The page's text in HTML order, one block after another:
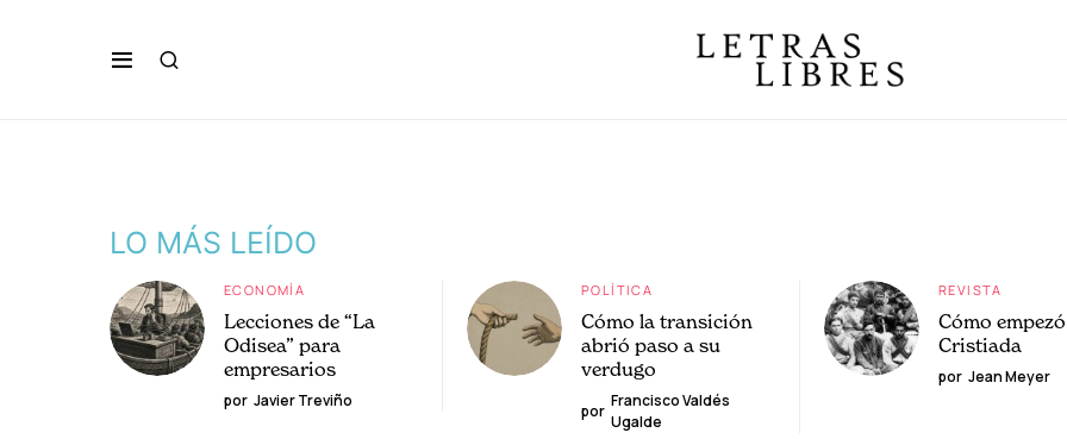
LO MÁS LEÍDO
ECONOMÍA
Lecciones de “La
Odisea” para
empresarios
por Javier Treviño
POLÍTICA
Cómo la transición
abrió paso a su
verdugo
por
Francisco Valdés
Ugalde
REVISTA
Cómo
Cristiada
por Jean Meyer